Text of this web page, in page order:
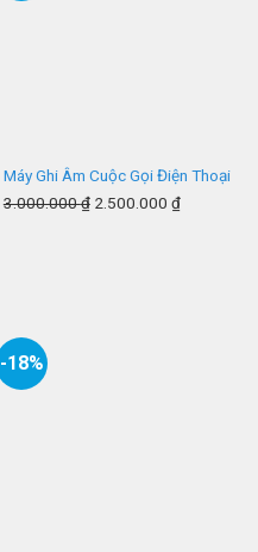
Máy Ghi Âm Cuộc Gọi Điện Thoại
3.000.000₫ 2.500.000 ₫
-18%